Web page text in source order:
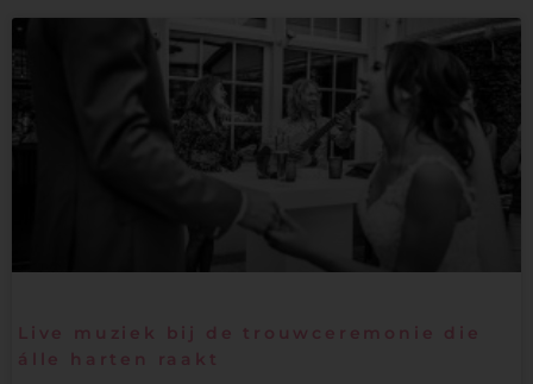
Live muziek bij de trouwceremonie die
álle harten raakt